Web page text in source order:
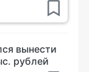
вынести
рублей